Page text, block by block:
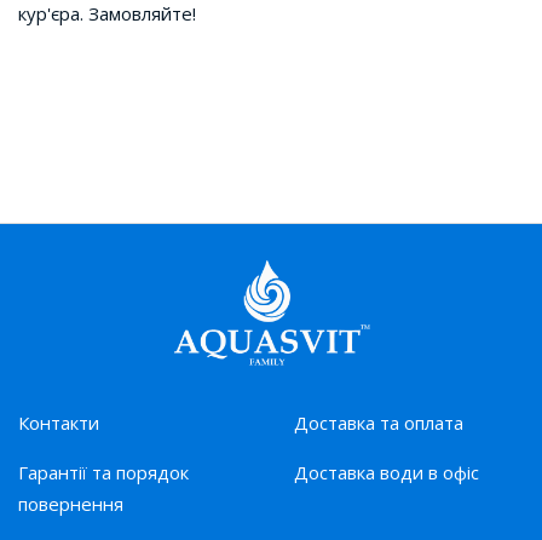
кур'єра. Замовляйте!
Контакти Доставка та оплата
Гарантії та порядок
повернення
Доставка води в офіс